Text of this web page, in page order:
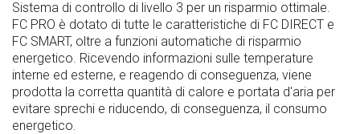
Sistema di controllo di livello 3 per un risparmio ottimale.
FC PRO è dotato di tutte le caratteristiche di FC DIRECT e
FC SMART, oltre a funzioni automatiche di risparmio
energetico. Ricevendo informazioni sulle temperature
interne ed esterne, e reagendo di conseguenza, viene
prodotta la corretta quantità di calore e portata d'aria per
evitare sprechi e riducendo, di conseguenza, il consumo
energetico.